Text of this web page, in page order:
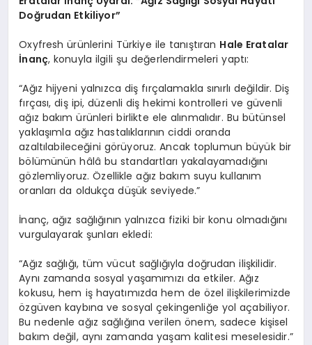
Doğrudan Etkiliyor”
Oxyfresh ürünlerini Türkiye ile tanıştıran Hale Eratalar
İnanç, konuyla ilgili şu değerlendirmeleri yaptı:
“Ağız hijyeni yalnızca diş fırçalamakla sınırlı değildir. Diş
fırçası, diş ipi, düzenli diş hekimi kontrolleri ve güvenli
ağız bakım ürünleri birlikte ele alınmalıdır. Bu bütünsel
yaklaşımla ağız hastalıklarının ciddi oranda
azaltılabileceğini görüyoruz. Ancak toplumun büyük bir
bölümünün hâlâ bu standartları yakalayamadığını
gözlemliyoruz. Özellikle ağız bakım suyu kullanım
oranları da oldukça düşük seviyede.”
İnanç, ağız sağlığının yalnızca fiziki bir konu olmadığını
vurgulayarak şunları ekledi:
“Ağız sağlığı, tüm vücut sağlığıyla doğrudan ilişkilidir.
Aynı zamanda sosyal yaşamımızı da etkiler. Ağız
kokusu, hem iş hayatımızda hem de özel ilişkilerimizde
özgüven kaybına ve sosyal çekingenliğe yol açabiliyor.
Bu nedenle ağız sağlığına verilen önem, sadece kişisel
bakım değil, aynı zamanda yaşam kalitesi meselesidir.”